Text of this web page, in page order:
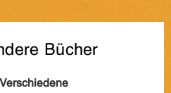
Bücher
Verschiedene